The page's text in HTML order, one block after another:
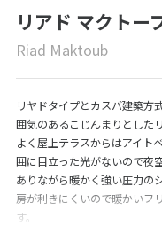
リアド マクトー
Riad Maktoub
リヤドタイプとカスバ建築方
囲気のあるこじんまりとした
よく屋上テラスからはアイト
囲に目立った光がないので夜
ありながら暖かく強い圧力の
房が利きにくいので暖かいフ
す。